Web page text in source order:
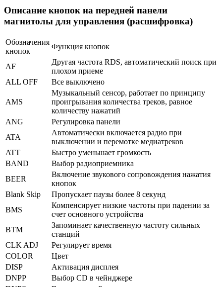
Описание кнопок на передней панели
магнитолы для управления (расшифровка)
Обозначения
кнопок
Функция кнопок
AF
Другая частота RDS, автоматический поиск при
плохом приеме
ALL OFF
Все выключено
AMS
Музыкальный сенсор, работает по принципу
проигрывания количества треков, равное
количеству нажатий
ANG
Регулировка панели
ATA
Автоматически включается радио при
выключении и перемотке медиатреков
ATT
Быстро уменьшает громкость
BAND
Выбор радиоприемника
BEER
Включение звукового сопровождения нажатия
кнопок
Blank Skip
Пропускает паузы более 8 секунд
BMS
Компенсирует низкие частоты при падении за
счет основного устройства
BTM
Запоминает качественную частоту сильных
станций
CLK ADJ
Регулирует время
COLOR
Цвет
DISP
Активация дисплея
DNPP
Выбор CD в чейнджере